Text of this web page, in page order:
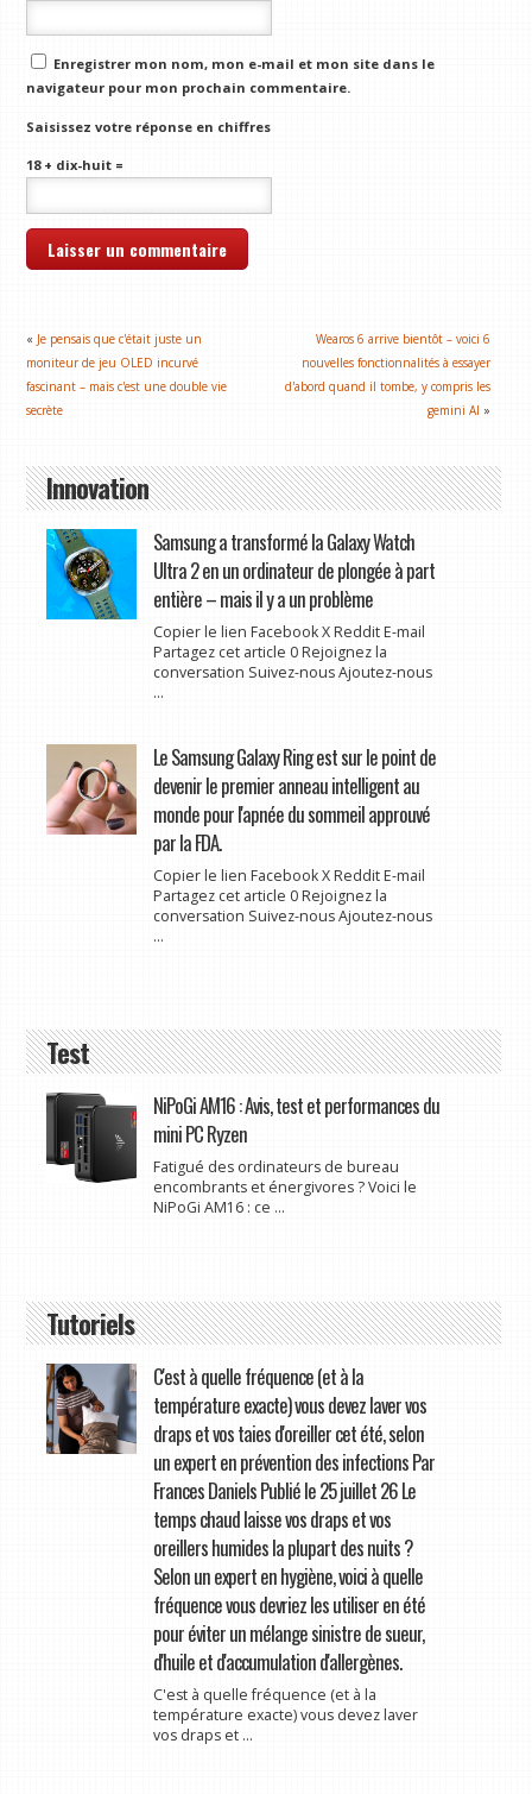
Enregistrer mon nom, mon e-mail et mon site dans le
navigateur pour mon prochain commentaire.
Saisissez votre réponse en chiffres
18 + dix-huit =
« Je pensais que c'était juste un
moniteur de jeu OLED incurvé
fascinant – mais c'est une double vie
secrète
Wearos 6 arrive bientôt – voici 6
nouvelles fonctionnalités à essayer
d'abord quand il tombe, y compris les
gemini AI »
Innovation
Samsung a transformé la Galaxy Watch
Ultra 2 en un ordinateur de plongée à part
entière – mais il y a un problème
Copier le lien Facebook X Reddit E-mail
Partagez cet article 0 Rejoignez la
conversation Suivez-nous Ajoutez-nous
...
Le Samsung Galaxy Ring est sur le point de
devenir le premier anneau intelligent au
monde pour l'apnée du sommeil approuvé
par la FDA.
Copier le lien Facebook X Reddit E-mail
Partagez cet article 0 Rejoignez la
conversation Suivez-nous Ajoutez-nous
...
Test
NiPoGi AM16 : Avis, test et performances du
mini PC Ryzen
Fatigué des ordinateurs de bureau
encombrants et énergivores ? Voici le
NiPoGi AM16 : ce ...
Tutoriels
C'est à quelle fréquence (et à la
température exacte) vous devez laver vos
draps et vos taies d'oreiller cet été, selon
un expert en prévention des infections Par
Frances Daniels Publié le 25 juillet 26 Le
temps chaud laisse vos draps et vos
oreillers humides la plupart des nuits ?
Selon un expert en hygiène, voici à quelle
fréquence vous devriez les utiliser en été
pour éviter un mélange sinistre de sueur,
d'huile et d'accumulation d'allergènes.
C'est à quelle fréquence (et à la
température exacte) vous devez laver
vos draps et ...